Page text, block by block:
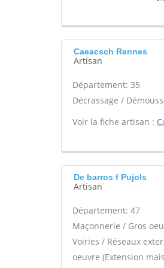
Caeacsch Rennes
Artisan
Département: 35
Décrassage /
Voir la fiche artisan :
De barros f Pujols
Artisan
Département: 47
Maçonnerie / Gros
Voiries / Réseaux
oeuvre (Extension